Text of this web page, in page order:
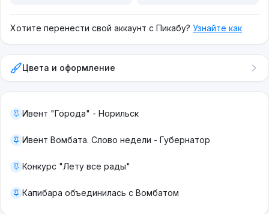
Хотите перенести свой аккаунт с Пикабу? Узнайте как
Цвета и оформление
Ивент "Города" - Норильск
Ивент Вомбата. Слово недели - Губернатор
Конкурс "Лету все рады"
Капибара объединилась с Вомбатом